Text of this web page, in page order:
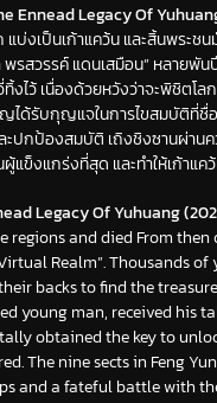
Ennead Legacy Of
แบ่งเป็นเก้าแคว้น และสิ้นพระ
พรสวรรค์ แดนเสมือน” หลาย
งไว้ เนื่องด้วยหวังว่าจะพิชิตโ
ญได้รับกุญแจในการไขสมบัติที่ชื่
ปกป้องสมบัติ เถิงชิงซานผ่านค
แข็งแกร่งที่สุด และทำให้เก้าแค
Legacy Of Yuhuang
regions and died From
Realm”. Thousands
backs to find the
young man, received his
obtained the key to
The nine sects in Feng
and a fateful battle with